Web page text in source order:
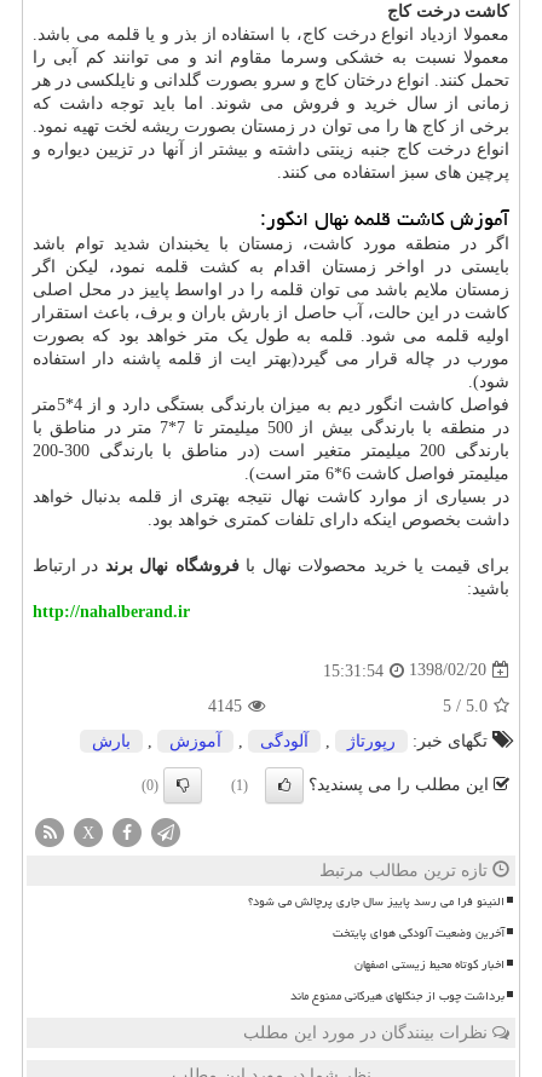
کاشت درخت کاج
معمولا ازدیاد انواع درخت کاج، با استفاده از بذر و یا قلمه می باشد.
معمولا نسبت به خشکی و‌سرما مقاوم اند و می توانند کم آبی را
تحمل کنند. انواع درختان کاج و سرو بصورت گلدانی و نایلکسی در هر
زمانی از سال خرید و فروش می شوند. اما باید توجه داشت که
برخی از کاج ها را می توان در زمستان بصورت ریشه لخت تهیه نمود.
انواع درخت کاج جنبه زینتی داشته و بیشتر از آنها در تزیین دیواره و
پرچین های سبز استفاده می کنند.
آموزش کاشت قلمه نهال انگور:
اگر در منطقه مورد کاشت، زمستان با یخبندان شدید توام باشد
بایستی در اواخر زمستان اقدام به کشت قلمه نمود، لیکن اگر
زمستان ملایم باشد می توان قلمه را در اواسط پاییز در محل اصلی
کاشت در این حالت، آب حاصل از بارش باران و برف، باعث استقرار
اولیه قلمه می شود. قلمه به طول یک متر خواهد بود که بصورت
مورب در چاله قرار می گیرد(بهتر ایت از قلمه پاشنه دار استفاده
شود).
فواصل کاشت انگور دیم به میزان بارندگی بستگی دارد و از 4*5متر
در منطقه با بارندگی بیش از 500 میلیمتر تا 7*7 متر در مناطق با
بارندگی 200 میلیمتر متغیر است (در مناطق با بارندگی 300-200
میلیمتر فواصل کاشت 6*6 متر است).
در بسیاری از موارد کاشت نهال نتیجه بهتری از قلمه بدنبال خواهد
داشت بخصوص اینکه دارای تلفات کمتری خواهد بود.
برای قیمت یا خرید محصولات نهال بافروشگاه نهال برند در ارتباط
باشید:
http://nahalberand.ir
1398/02/20
15:31:54
5.0
/
5
4145
تگهای خبر:
رپورتاژ آلودگی آموزش بارش
این مطلب را می پسندید؟ (1)
(0)
X
تازه ترین مطالب مرتبط
النینو فرا می رسد پاییز سال جاری پرچالش می شود؟
آخرین وضعیت آلودگی هوای پایتخت
اخبار کوتاه محیط زیستی اصفهان
برداشت چوب از جنگلهای هیرکانی ممنوع ماند
نظرات بینندگان در مورد این مطلب